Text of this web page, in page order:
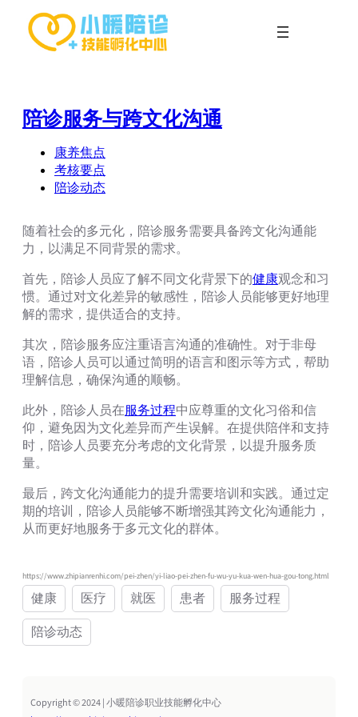
陪诊服务与跨文化沟通
康养焦点
考核要点
陪诊动态
随着社会的多元化，陪诊服务需要具备跨文化沟通能
力，以满足不同背景的需求。
首先，陪诊人员应了解不同文化背景下的健康观念和习
惯。通过对文化差异的敏感性，陪诊人员能够更好地理
解的需求，提供适合的支持。
其次，陪诊服务应注重语言沟通的准确性。对于非母
语，陪诊人员可以通过简明的语言和图示等方式，帮助
理解信息，确保沟通的顺畅。
此外，陪诊人员在服务过程中应尊重的文化习俗和信
仰，避免因为文化差异而产生误解。在提供陪伴和支持
时，陪诊人员要充分考虑的文化背景，以提升服务质
量。
最后，跨文化沟通能力的提升需要培训和实践。通过定
期的培训，陪诊人员能够不断增强其跨文化沟通能力，
从而更好地服务于多元文化的群体。
https://www.zhipianrenhi.com/pei-zhen/yi-liao-pei-zhen-fu-wu-yu-kua-wen-hua-gou-tong.html
健康 医疗 就医 患者
服务过程
陪诊动态
Copyright © 2024 | 小暖陪诊职业技能孵化中心